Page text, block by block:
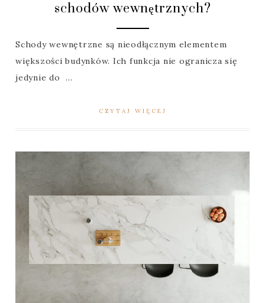
schodów wewnętrznych?
Schody wewnętrzne są nieodłącznym elementem
większości budynków. Ich funkcja nie ogranicza się
jedynie do ...
CZYTAJ WIĘCEJ